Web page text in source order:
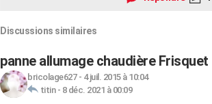
Discussions similaires
panne allumage chaudière Frisquet
bricolage627- 4 juil. 2015 à 10:04
titin- 8 déc. 2021 à 00:09